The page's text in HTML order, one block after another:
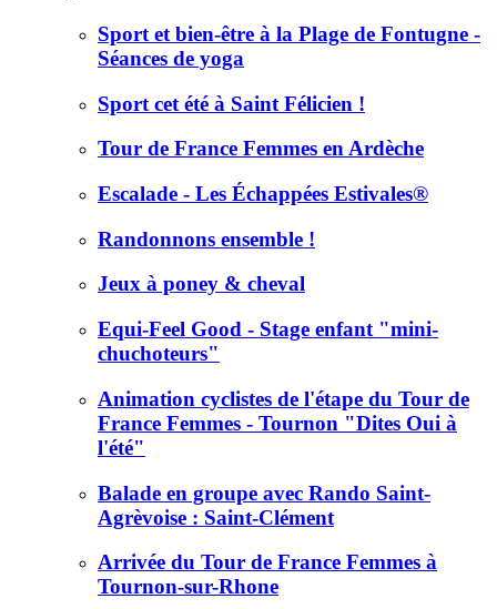
Sport et bien-être à la Plage de Fontugne -
Séances de yoga
Sport cet été à Saint Félicien !
Tour de France Femmes en Ardèche
Escalade - Les Échappées Estivales®
Randonnons ensemble !
Jeux à poney & cheval
Equi-Feel Good - Stage enfant "mini-
chuchoteurs"
Animation cyclistes de l'étape du Tour de
France Femmes - Tournon "Dites Oui à
l'été"
Balade en groupe avec Rando Saint-
Agrèvoise : Saint-Clément
Arrivée du Tour de France Femmes à
Tournon-sur-Rhone